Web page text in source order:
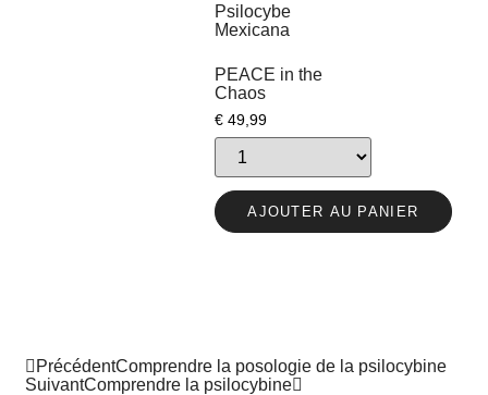
PEACE in the
Chaos
€49,99
AJOUTER AU PANIER
PrécédentComprendre la posologie de la psilocybine
SuivantComprendre la psilocybine